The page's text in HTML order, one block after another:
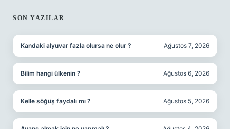
SON YAZILAR
Kandaki alyuvar fazla olursa ne olur ? Ağustos 7, 2026
Bilim hangi ülkenin ? Ağustos 6, 2026
Kelle söğüş faydalı mı ? Ağustos 5, 2026